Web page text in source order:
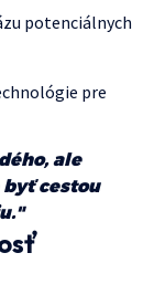
potenciálnych
pre
ale
cestou